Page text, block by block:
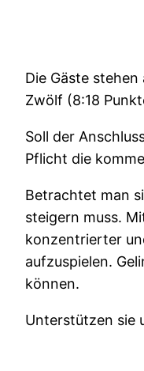
Die Gäste
Zwölf (8:18
Soll der
Pflicht die
Betrachtet man
steigern muss.
konzentrierter
aufzuspielen.
können.
Unterstützen sie